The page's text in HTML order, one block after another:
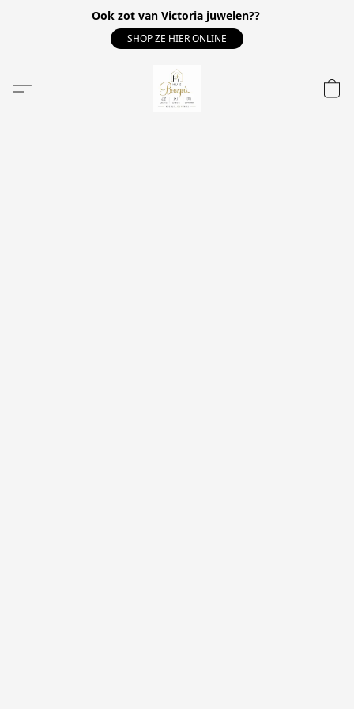
Ook zot van Victoria juwelen??
SHOP ZE HIER ONLINE